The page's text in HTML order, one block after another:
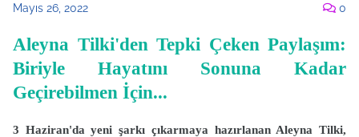
Mayıs 26, 2022 0
Aleyna Tilki'den Tepki Çeken Paylaşım:
Biriyle Hayatını Sonuna Kadar
Geçirebilmen İçin...
3 Haziran'da yeni şarkı çıkarmaya hazırlanan Aleyna Tilki,